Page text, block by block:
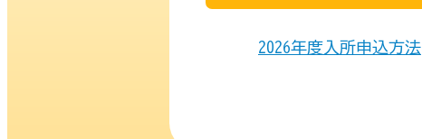
2026年度入所申込方法